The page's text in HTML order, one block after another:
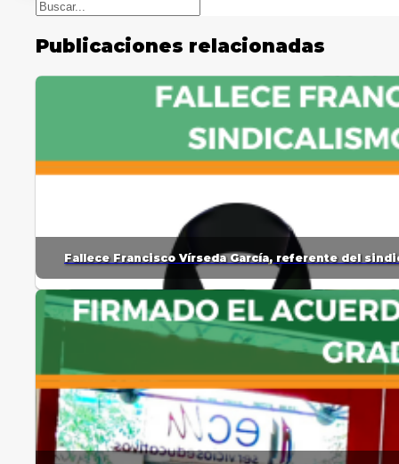
Buscar
Publicaciones relacionadas
Fallece Francisco Vírseda García, referente del